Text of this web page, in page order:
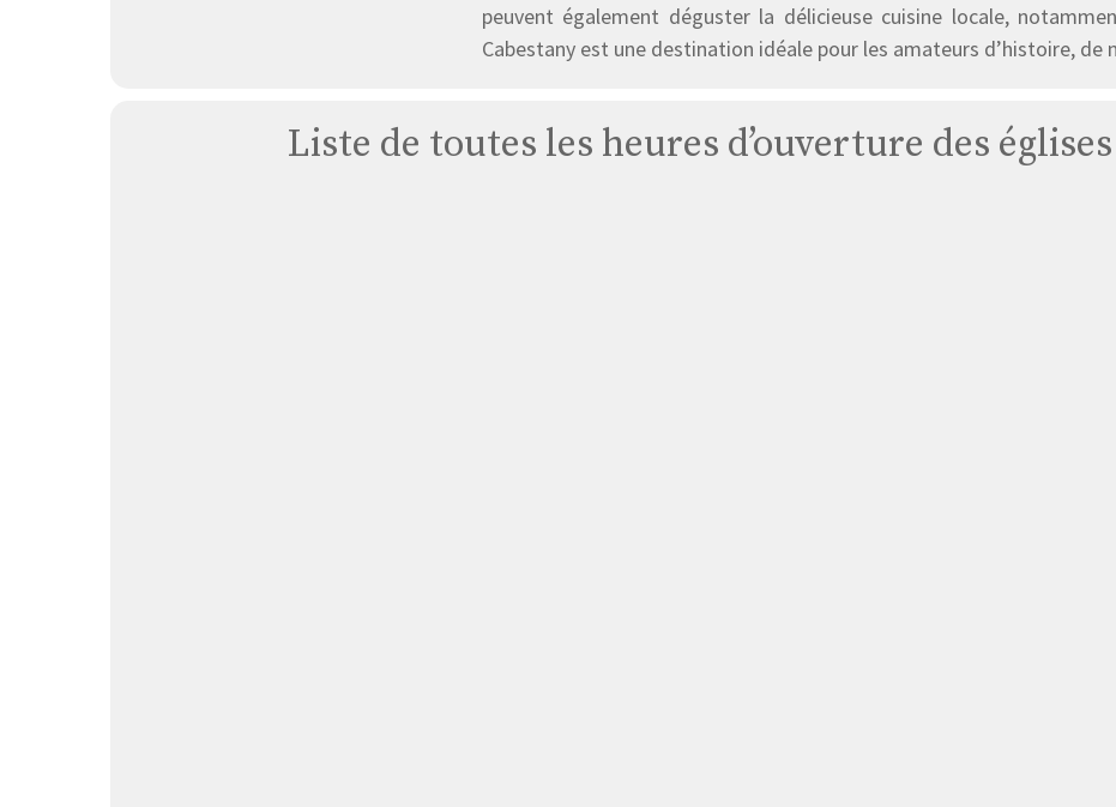
peuvent également déguster la délicieuse cuisine locale,
Cabestany est une destination idéale pour les amateurs d’histoire, de
Liste de toutes les heures d’ouverture des